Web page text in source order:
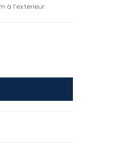
à l’extérieur.